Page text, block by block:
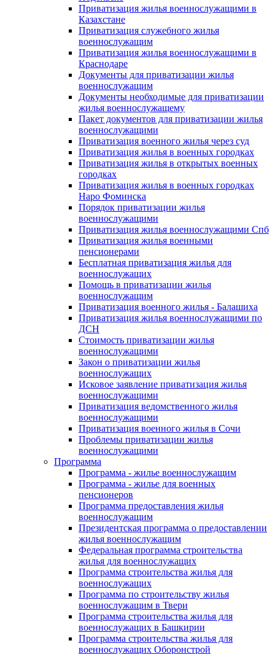
Приватизация жилья военнослужащими в
Казахстане
Приватизация служебного жилья
военнослужащим
Приватизация жилья военнослужащими в
Краснодаре
Документы для приватизации жилья
военнослужащим
Документы необходимые для приватизации
жилья военнослужащему
Пакет документов для приватизации жилья
военнослужащими
Приватизация военного жилья через суд
Приватизация жилья в военных городках
Приватизация жилья в открытых военных
городках
Приватизация жилья в военных городках
Наро Фоминска
Порядок приватизации жилья
военнослужащими
Приватизация жилья военнослужащими Спб
Приватизация жилья военными
пенсионерами
Бесплатная приватизация жилья для
военнослужащих
Помощь в приватизации жилья
военнослужащим
Приватизация военного жилья - Балашиха
Приватизация жилья военнослужащими по
ДСН
Стоимость приватизации жилья
военнослужащими
Закон о приватизации жилья
военнослужащих
Исковое заявление приватизация жилья
военнослужащими
Приватизация ведомственного жилья
военнослужащими
Приватизация военного жилья в Сочи
Проблемы приватизации жилья
военнослужащими
Программа
Программа - жилье военнослужащим
Программа - жилье для военных
пенсионеров
Программа предоставления жилья
военнослужащим
Президентская программа о предоставлении
жилья военнослужащим
Федеральная программа строительства
жилья для военнослужащих
Программа строительства жилья для
военнослужащих
Программа по строительству жилья
военнослужащим в Твери
Программа строительства жилья для
военнослужащих в Башкирии
Программа строительства жилья для
военнослужащих Оборонстрой